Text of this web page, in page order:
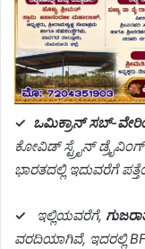
✓ ಒಮಿಕ್ರಾನ್ ಸಬ್-
ಕೋವಿಡ್ ಸ್ಟ್ರೈನ್ ಡ್ರೈವಿಂಗ್
ಭಾರತದಲ್ಲಿ ಇದುವರೆಗೆ
✓ ಇಲ್ಲಿಯವರೆಗೆ,
ವರದಿಯಾಗಿವೆ, ಇದರಲ್ಲಿ